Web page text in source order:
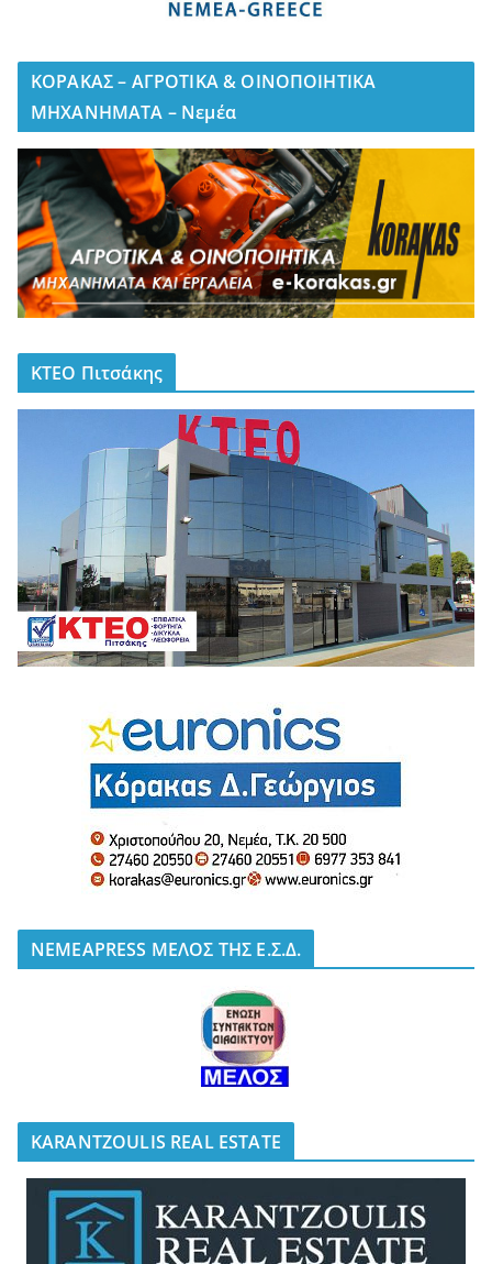
ΚΟΡΑΚΑΣ – ΑΓΡΟΤΙΚΑ & ΟΙΝΟΠΟΙΗΤΙΚΑ
ΜΗΧΑΝΗΜΑΤΑ – Νεμέα
ΚΤΕΟ Πιτσάκης
NEMEAPRESS ΜΕΛΟΣ ΤΗΣ Ε.Σ.Δ.
KARANTZOULIS REAL ESTATE